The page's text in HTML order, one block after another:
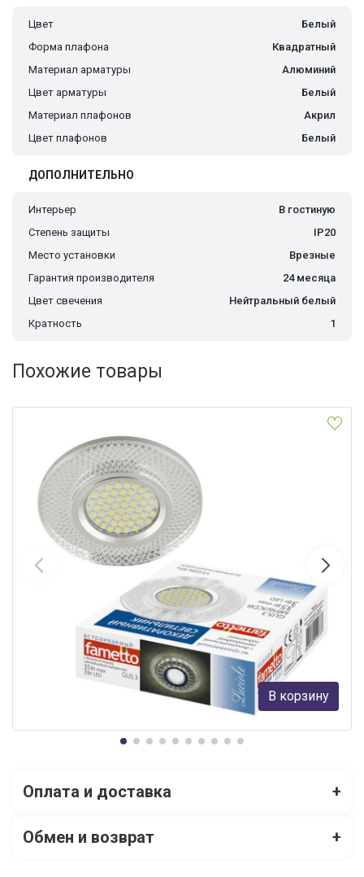
Цвет
Белый
Форма плафона
Квадратный
Материал арматуры
Алюминий
Цвет арматуры
Белый
Материал плафонов
Акрил
Цвет плафонов
Белый
ДОПОЛНИТЕЛЬНО
Интерьер
В гостиную
Степень защиты
IP20
Место установки
Врезные
Гарантия производителя
24 месяца
Цвет свечения
Нейтральный белый
Кратность
1
Похожие товары
Встраиваемый светильник Fametto Luciole DLS-L154 GU5.3
GLASSY/CLEAR 3D
В корзину
Оплата и доставка +
Обмен и возврат +